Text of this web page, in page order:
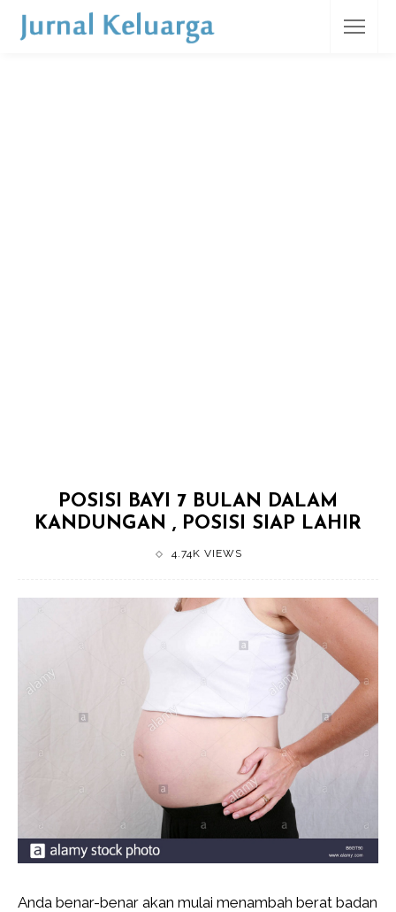
POSISI BAYI 7 BULAN DALAM
KANDUNGAN , POSISI SIAP LAHIR
4.74K VIEWS
Anda benar-benar akan mulai menambah berat badan